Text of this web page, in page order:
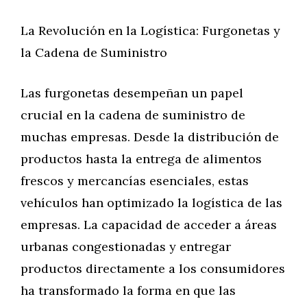
La Revolución en la Logística: Furgonetas y
la Cadena de Suministro
Las furgonetas desempeñan un papel
crucial en la cadena de suministro de
muchas empresas. Desde la distribución de
productos hasta la entrega de alimentos
frescos y mercancías esenciales, estas
vehículos han optimizado la logística de las
empresas. La capacidad de acceder a áreas
urbanas congestionadas y entregar
productos directamente a los consumidores
ha transformado la forma en que las